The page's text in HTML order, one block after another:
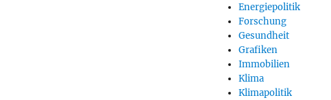
Energiepolitik
Forschung
Gesundheit
Grafiken
Immobilien
Klima
Klimapolitik